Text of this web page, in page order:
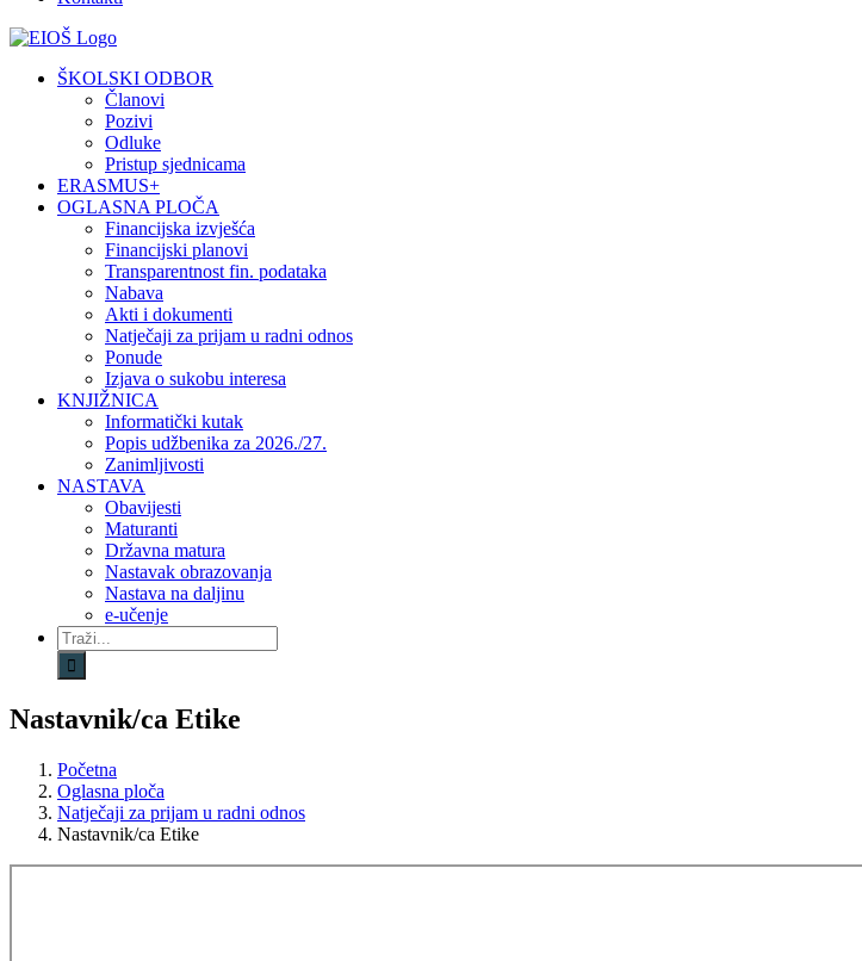
Facebook
YouTube
X
Pinterest
ŠKOLSKI ODBOR
Članovi
Pozivi
Odluke
Pristup sjednicama
ERASMUS+
OGLASNA PLOČA
Financijska izvješća
Financijski planovi
Transparentnost fin. podataka
Nabava
Akti i dokumenti
Natječaji za prijam u radni odnos
Ponude
Izjava o sukobu interesa
KNJIŽNICA
Informatički kutak
Popis udžbenika za 2026./27.
Zanimljivosti
NASTAVA
Obavijesti
Maturanti
Državna matura
Nastavak obrazovanja
Nastava na daljinu
e-učenje
Traži...
Nastavnik/ca Etike
Početna
Oglasna ploča
Natječaji za prijam u radni odnos
Nastavnik/ca Etike